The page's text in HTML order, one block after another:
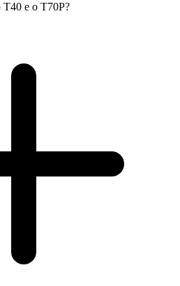
T40 e o T70P?